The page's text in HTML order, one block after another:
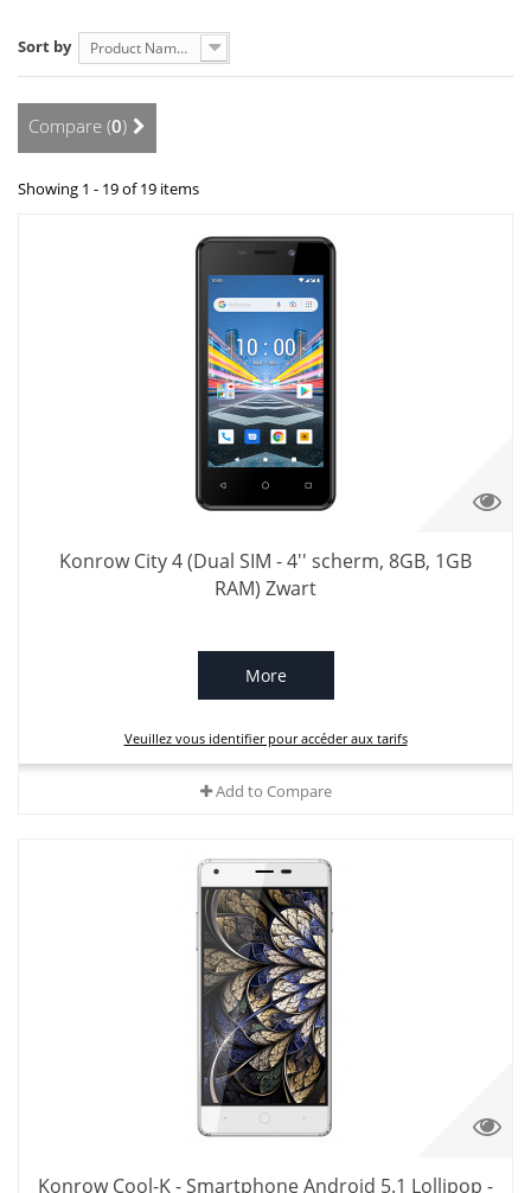
Sort by Product Name: A to Z
Compare (0)
Showing 1 - 19 of 19 items
Konrow City 4 (Dual SIM - 4'' scherm, 8GB, 1GB
RAM) Zwart
More
Veuillez vous identifier pour accéder aux tarifs
Add to Compare
Konrow Cool-K - Smartphone Android 5.1 Lollipop -